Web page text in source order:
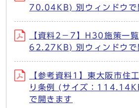
70.04KB) 別ウィンドウで
【資料2－7】H30施策一
62.27KB) 別ウィンドウで
【参考資料1】東大阪市住
り条例 (サイズ：
で開きます